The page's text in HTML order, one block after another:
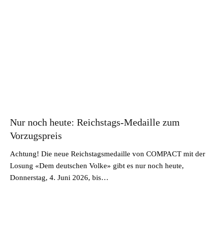
Nur noch heute: Reichstags-Medaille zum
Vorzugspreis
Achtung! Die neue Reichstagsmedaille von COMPACT mit der
Losung «Dem deutschen Volke» gibt es nur noch heute,
Donnerstag, 4. Juni 2026, bis…